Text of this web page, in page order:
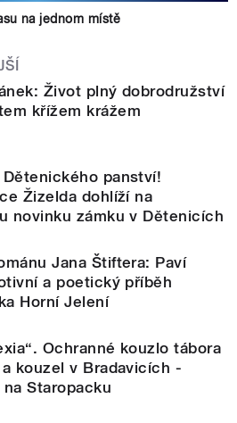
na jednom místě
Život plný dobrodružství
křížem krážem
Dětenického panství!
Žizelda dohlíží na
novinku zámku v Dětenicích
Jana Štiftera: Paví
a poetický příběh
Horní Jelení
Ochranné kouzlo tábora
kouzel v Bradavicích -
Staropacku